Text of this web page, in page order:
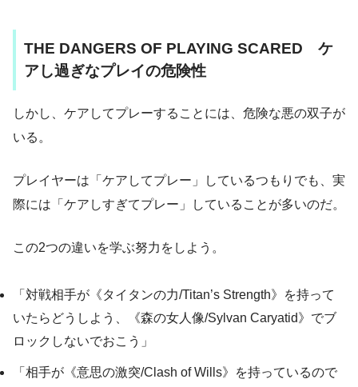
THE DANGERS OF PLAYING SCARED ケ
アし過ぎなプレイの危険性
しかし、ケアしてプレーすることには、危険な悪の双子が
いる。
プレイヤーは「ケアしてプレー」しているつもりでも、実
際には「ケアしすぎてプレー」していることが多いのだ。
この2つの違いを学ぶ努力をしよう。
「対戦相手が《タイタンの力/Titan’s Strength》を持って
いたらどうしよう、《森の女人像/Sylvan Caryatid》でブ
ロックしないでおこう」
「相手が《意思の激突/Clash of Wills》を持っているので